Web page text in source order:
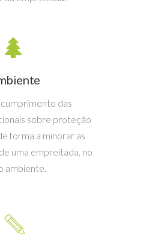
das
sobre proteção
forma a minorar as
uma empreitada, no
ambiente.